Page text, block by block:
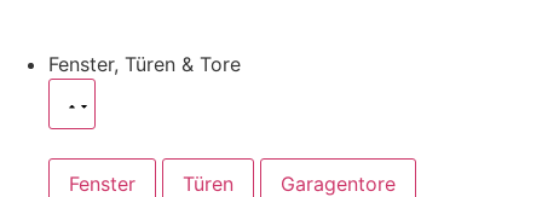
Fenster, Türen & Tore
Fenster Türen Garagentore